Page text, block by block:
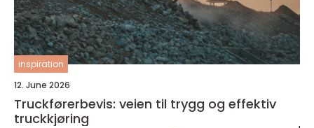
inspiration
12. June 2026
Truckførerbevis: veien til trygg og effektiv
truckkjøring